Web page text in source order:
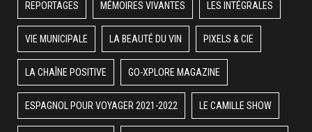
REPORTAGES MÉMOIRES VIVANTES LES INTÉGRALES
VIE MUNICIPALE LA BEAUTÉ DU VIN PIXELS & CIE
LA CHAÎNE POSITIVE GO-XPLORE MAGAZINE
ESPAGNOL POUR VOYAGER 2021-2022 LE CAMILLE SHOW